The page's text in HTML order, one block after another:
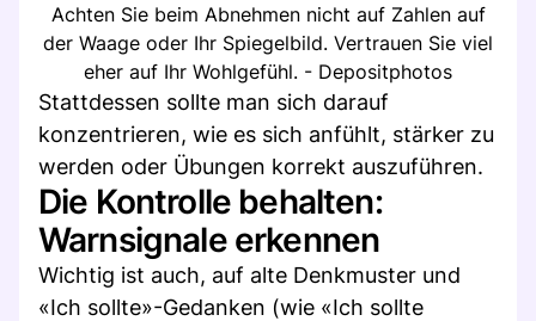
Achten Sie beim Abnehmen nicht auf Zahlen auf
der Waage oder Ihr Spiegelbild. Vertrauen Sie viel
eher auf Ihr Wohlgefühl. - Depositphotos
Stattdessen sollte man sich darauf
konzentrieren, wie es sich anfühlt, stärker zu
werden oder Übungen korrekt auszuführen.
Die Kontrolle behalten:
Warnsignale erkennen
Wichtig ist auch, auf alte Denkmuster und
«Ich sollte»-Gedanken (wie «Ich sollte